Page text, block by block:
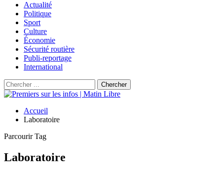
Actualité
Politique
Sport
Culture
Économie
Sécurité routière
Publi-reportage
International
Accueil
Laboratoire
Parcourir Tag
Laboratoire